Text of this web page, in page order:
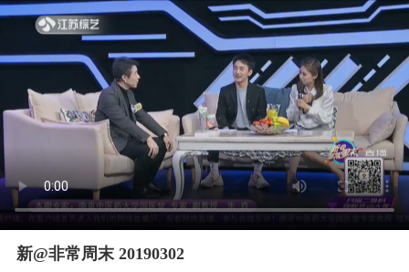
新@非常周末 20190302